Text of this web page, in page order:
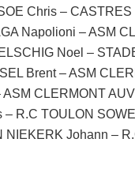
Chris – CASTRES
Napolioni – ASM
Noel –
Brent – ASM
CLERMONT
R.C TOULON
Johann –